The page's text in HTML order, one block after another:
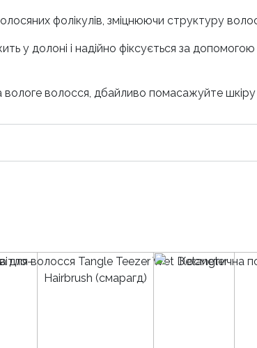
фолікулів, зміцнюючи структуру
у долоні і надійно фіксується за допомогою
вологе волосся, дбайливо помасажуйте